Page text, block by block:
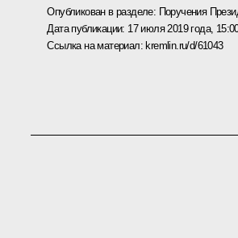
Опубликован в разделе: Поручения
Дата публикации: 17 июля 2019 года,
Ссылка на материал: kremlin.ru/d/61043